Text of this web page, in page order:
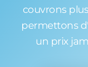
couvrons
permettons
un prix